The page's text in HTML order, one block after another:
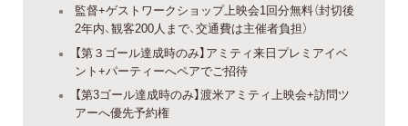
監督+ゲストワークショップ上映会1回分無料（封切後
2年内、観客200人まで、交通費は主催者負担）
【第３ゴール達成時のみ】アミティ来日プレミアイベ
ント+パーティーへペアでご招待
【第3ゴール達成時のみ】渡米アミティ上映会+訪問ツ
アーへ優先予約権